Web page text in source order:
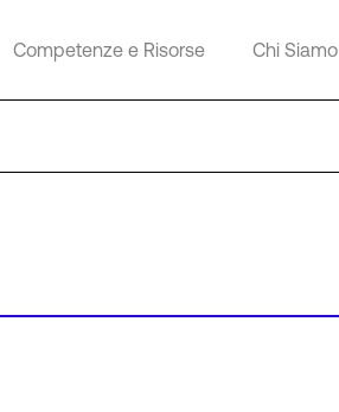
Competenze e Risorse Chi Siamo